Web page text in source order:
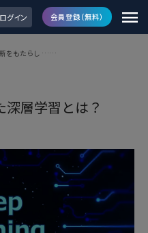
ログイン 会員登録（無料）
をもたらし ……
層学習とは？